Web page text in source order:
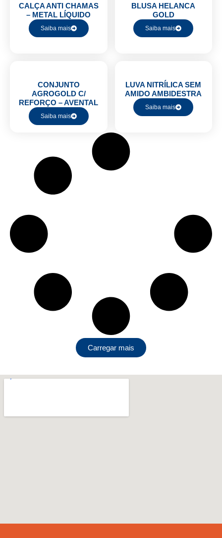
CALÇA ANTI CHAMAS
– METAL LÍQUIDO
Saiba mais
BLUSA HELANCA
GOLD
Saiba mais
CONJUNTO
AGROGOLD C/
REFORÇO – AVENTAL
Saiba mais
LUVA NITRÍLICA SEM
AMIDO AMBIDESTRA
Saiba mais
Carregar mais